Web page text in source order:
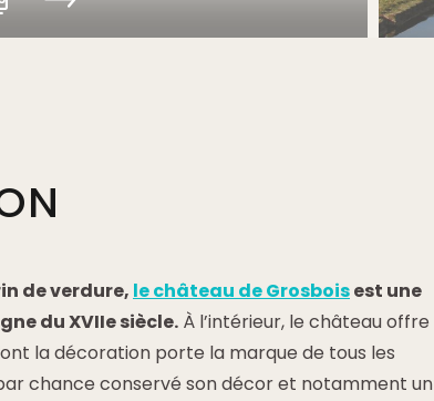
de verdure, le château de Grosboisest une
du XVIIe siècle. À l’intérieur, le château offre
la décoration porte la marque de tous les
chance conservé son décor et notamment un